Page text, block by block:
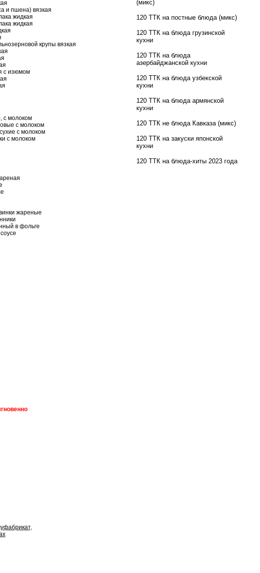
и пшена) вязкая
жидкая
жидкая
крупы вязкая
с изюмом
с молоком
с молоком
с молоком
с молоком
жареные
в фольге
(микс)
120 ТТК на постные блюда (микс)
120 ТТК на блюда грузинской
кухни
120 ТТК на блюда
азербайджанской кухни
120 ТТК на блюда узбекской
кухни
120 ТТК на блюда армянской
кухни
120 ТТК не блюда Кавказа (микс)
120 ТТК на закуски японской
кухни
120 ТТК на блюда-хиты 2023 года